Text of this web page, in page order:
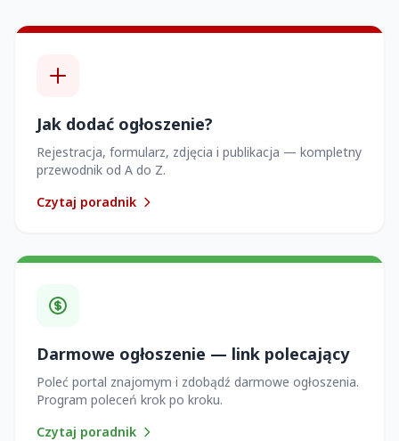
Jak dodać ogłoszenie?
Rejestracja, formularz, zdjęcia i publikacja — kompletny
przewodnik od A do Z.
Czytaj poradnik
Darmowe ogłoszenie — link polecający
Poleć portal znajomym i zdobądź darmowe ogłoszenia.
Program poleceń krok po kroku.
Czytaj poradnik